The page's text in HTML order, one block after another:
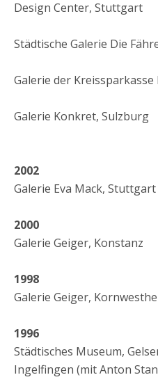
Design Center, Stuttgart
Städtische Galerie Die
Galerie der
Galerie Konkret, Sulzburg
2002
Galerie Eva Mack, Stuttgart
2000
Galerie Geiger, Konstanz
1998
Galerie Geiger,
1996
Städtisches Museum,
Ingelfingen (mit Anton